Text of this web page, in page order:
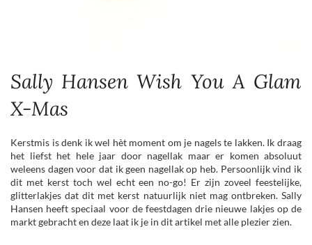
Sally Hansen Wish You A Glam
X-Mas
Kerstmis is denk ik wel hèt moment om je nagels te lakken. Ik draag
het liefst het hele jaar door nagellak maar er komen absoluut
weleens dagen voor dat ik geen nagellak op heb. Persoonlijk vind ik
dit met kerst toch wel echt een no-go! Er zijn zoveel feestelijke,
glitterlakjes dat dit met kerst natuurlijk niet mag ontbreken. Sally
Hansen heeft speciaal voor de feestdagen drie nieuwe lakjes op de
markt gebracht en deze laat ik je in dit artikel met alle plezier zien.